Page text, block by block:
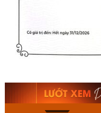
Mua ngay